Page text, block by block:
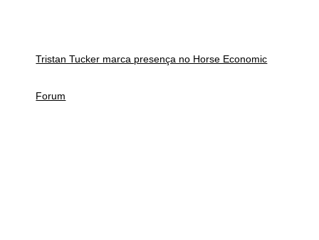
Tristan Tucker marca presença no Horse Economic
Forum